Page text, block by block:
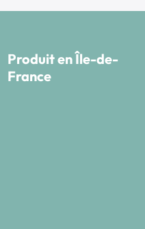
Produit en Île-de-
France